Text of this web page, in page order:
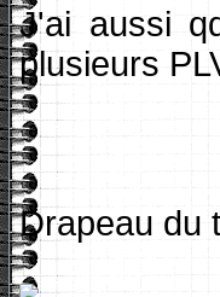
J'ai aussi
plusieurs
Drapeau du